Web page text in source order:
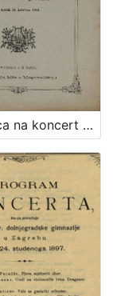
Pozivnica na koncert što ga priredjuje hrv. pjevačko družtvo "Kolo" uz sudjelovanje glasbe c. kr. pješ. pukovnije grofa Jelačića br. 69. u bašći svratišta "K caru austrijskomu" u utorak 10. kolovoza 1880